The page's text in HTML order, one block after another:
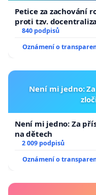
Petice za zachování
proti tzv.
840 podpisů
Oznámení o
Není mi jedno:
Není mi jedno: Za
na dětech
2 009 podpisů
Oznámení o